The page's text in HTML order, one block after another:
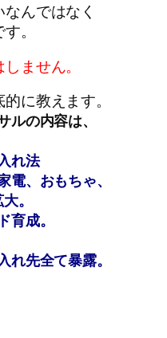
んではなく
。
ません。
に教えます。
ルの内容は、
れ法
電、おもちゃ、
。
育成。
れ先全て暴露。